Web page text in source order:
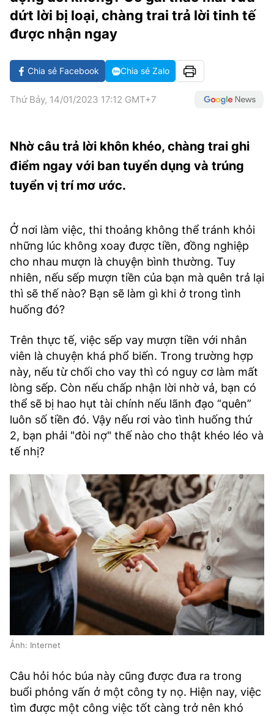
GOLF
CÁC CÚP CHÂU ÂU
BẢNG XẾP HẠNG
VĂN HÓA
GIẢI TRÍ
DIỄN ĐÀN
CÔNG NGHIỆP VĂN HÓA
NHỊP ĐẬP SỨC KHỎE
GIẢI TRÍ
TIN TỨC
ẢNH
ẨM THỰC
THẾ GIỚI SAO
BẠN CẦN BIẾT
INFOGRAPHIC
ẢNH
BÁO GIẤY
TRA CỨU PHƯỜNG XÃ
CỐNG HIẾN
BÙI XUÂN PHÁI
TIỆN ÍCH
LIÊN HỆ QUẢNG CÁO
Hotline: 0981.119.189
Điện thoại: 024.38254756
MẠNG XÃ HỘI
dứt lời bị loại, chàng trai trả lời tinh tế
được nhận ngay
Chia sẻ Facebook Chia sẻ Zalo
Thứ Bảy, 14/01/2023 17:12 GMT+7
Nhờ câu trả lời khôn khéo, chàng trai ghi
điểm ngay với ban tuyển dụng và trúng
tuyển vị trí mơ ước.
Ở nơi làm việc, thi thoảng không thể tránh khỏi
những lúc không xoay được tiền, đồng nghiệp
cho nhau mượn là chuyện bình thường. Tuy
nhiên, nếu sếp mượn tiền của bạn mà quên trả lại
thì sẽ thế nào? Bạn sẽ làm gì khi ở trong tình
huống đó?
Trên thực tế, việc sếp vay mượn tiền với nhân
viên là chuyện khá phổ biến. Trong trường hợp
này, nếu từ chối cho vay thì có nguy cơ làm mất
lòng sếp. Còn nếu chấp nhận lời nhờ vả, bạn có
thể sẽ bị hao hụt tài chính nếu lãnh đạo “quên”
luôn số tiền đó. Vậy nếu rơi vào tình huống thứ
2, bạn phải "đòi nợ" thế nào cho thật khéo léo và
tế nhị?
Ảnh: Internet
Câu hỏi hóc búa này cũng được đưa ra trong
buổi phỏng vấn ở một công ty nọ. Hiện nay, việc
tìm được một công việc tốt càng trở nên khó